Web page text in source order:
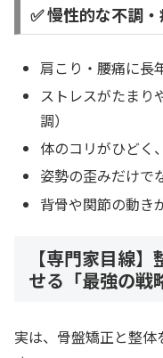
✅ 慢性的な不調
肩こり・腰痛に長
ストレスがたまり
調）
体のコリがひどく
姿勢の歪みだけで
背骨や関節の動き
【専門家目線
せる「最強の戦
実は、骨盤矯正と整